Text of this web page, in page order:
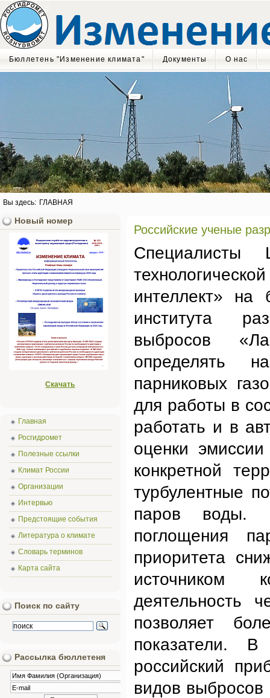
Бюллетень "Изменение климата" Документы О нас
Вы здесь: ГЛАВНАЯ
Российские ученые
Специалисты
интеллект» на
института
выбросов
определять
парниковых
для работы в
работать и в
оценки
конкретной
турбулентные
паров воды.
поглощения
приоритета
источником
деятельность
позволяет
показатели.
российский
видов выбросов
Новый номер
Скачать
Главная
Росгидромет
Полезные ссылки
Климат России
Организации
Интервью
Предстоящие события
Литература о климате
Словарь терминов
Карта сайта
Поиск по сайту
Рассылка бюллетеня